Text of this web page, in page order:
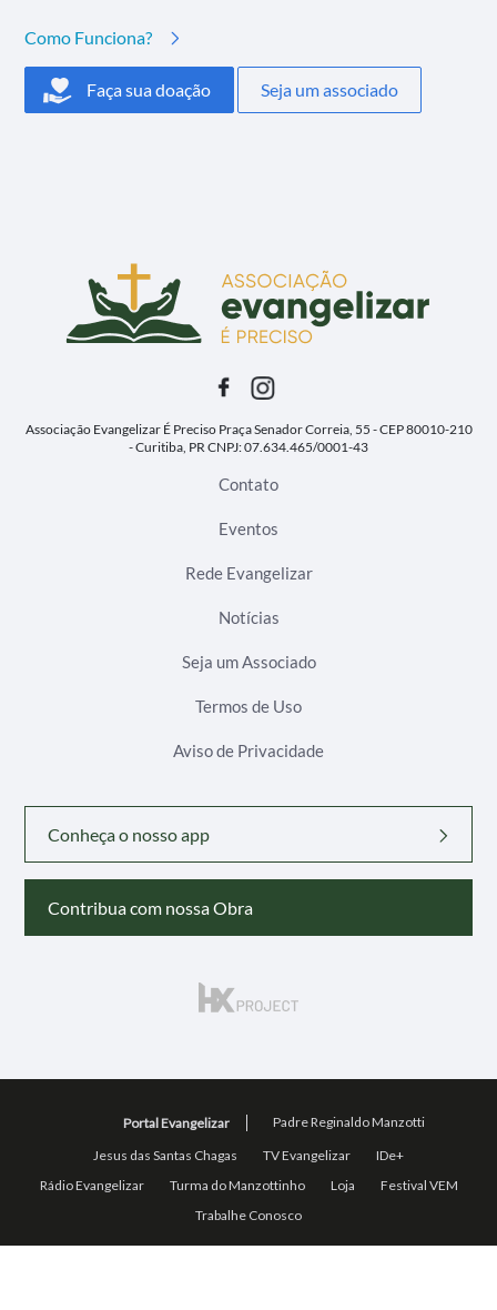
Como Funciona?
Faça sua doação Seja um associado
Associação Evangelizar É PrecisoPraça Senador Correia, 55 - CEP 80010-210
- Curitiba, PRCNPJ: 07.634.465/0001-43
Contato
Eventos
Rede Evangelizar
Notícias
Seja um Associado
Termos de Uso
Aviso de Privacidade
Conheça o nosso app
Contribua com nossa Obra